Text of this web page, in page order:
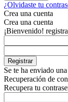
¿Olvidaste tu
Crea una cuenta
Crea una cuenta
¡Bienvenido!
Se te ha enviado
Recuperación de
Recupera tu